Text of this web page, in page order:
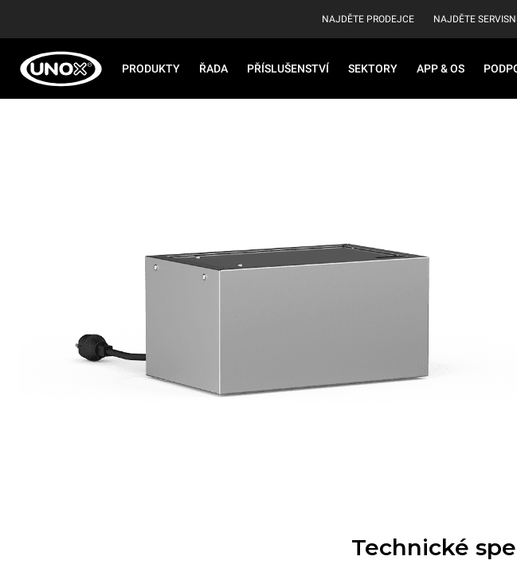
NAJDĚTE PRODEJCE NAJDĚTE
PRODUKTY ŘADA PŘÍSLUŠENSTVÍ SEKTORY APP & OS
Technické